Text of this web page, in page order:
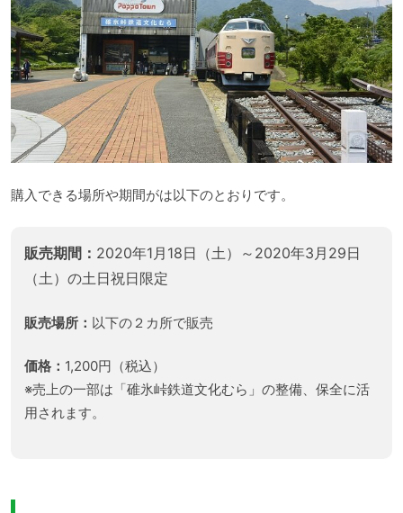
購入できる場所や期間がは以下のとおりです。
販売期間： 2020年1月18日（土）～2020年3月29日
（土）の土日祝日限定
販売場所： 以下の２カ所で販売
価格： 1,200円（税込）
※売上の一部は「碓氷峠鉄道文化むら」の整備、保全に活
用されます。